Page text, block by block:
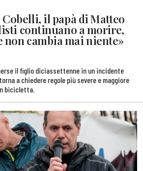
il papà di Matteo
continuano a morire,
non cambia mai niente»
il figlio diciassettenne in un incidente
a chiedere regole più severe e maggiore
bicicletta.